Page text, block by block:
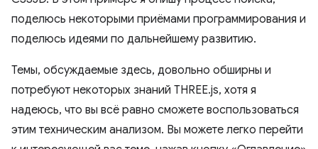
поделюсь некоторыми приёмами программирования и
поделюсь идеями по дальнейшему развитию.
Темы, обсуждаемые здесь, довольно обширны и
потребуют некоторых знаний THREE.js, хотя я
надеюсь, что вы всё равно сможете воспользоваться
этим техническим анализом. Вы можете легко перейти